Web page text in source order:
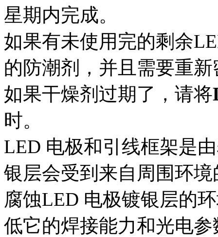
星期内完成。
如果有未使用完的剩余
的防潮剂，并且需要重新
如果干燥剂过期了，请将
时。
LED 电极和引线框架是
银层会受到来自周围环
腐蚀LED 电极镀银层的
低它的焊接能力和光电参